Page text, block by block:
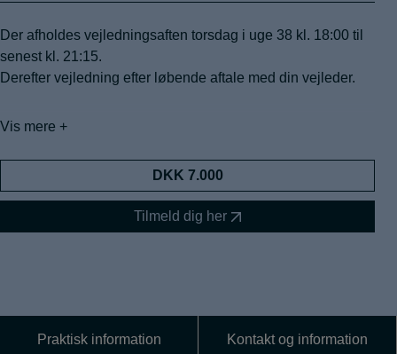
Vis mere +
Der afholdes vejledningsaften torsdag i uge 38 kl. 18:00 til
senest kl. 21:15.
Derefter vejledning efter løbende aftale med din vejleder.
Prisen er eksklusiv litteratur. Du modtager information om
vejledningsaftenen. Litteraturudgift udgør ca. kr. 500.
Vi tager forbehold for ændringer.
DKK 7.000
Tilmeld dig her
Praktisk information Kontakt og information